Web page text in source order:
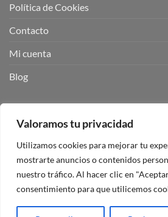
Valoramos tu privacidad
Utilizamos cookies para mejorar tu
mostrarte anuncios o contenidos
nuestro tráfico. Al hacer clic en
consentimiento para que utilicemos
Política de Cookies
Contacto
Mi cuenta
Blog
Visa PayPal